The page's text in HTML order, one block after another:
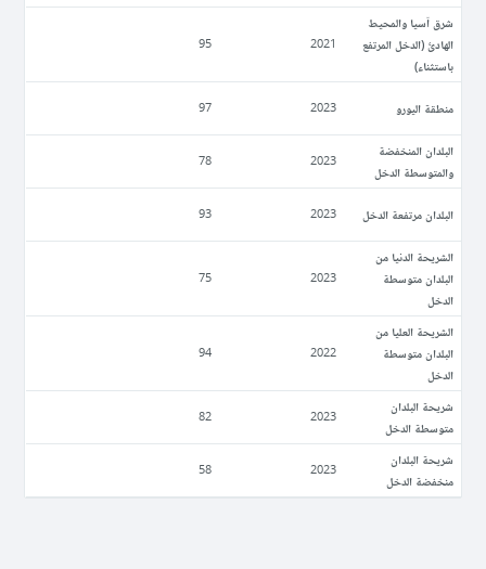
شرق آسيا والمحيط
الهادئ (الدخل المرتفع
باستثناء)
2021
95
منطقة اليورو 2023
97
البلدان المنخفضة
والمتوسطة الدخل
2023
78
البلدان مرتفعة الدخل 2023
93
الشريحة الدنيا من
البلدان متوسطة
الدخل
2023
75
الشريحة العليا من
البلدان متوسطة
الدخل
2022
94
شريحة البلدان
متوسطة الدخل
2023
82
شريحة البلدان
منخفضة الدخل
2023
58